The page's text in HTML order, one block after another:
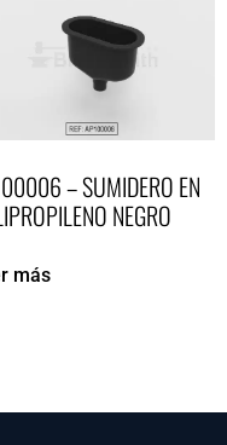
– SUMIDERO EN
NEGRO
más